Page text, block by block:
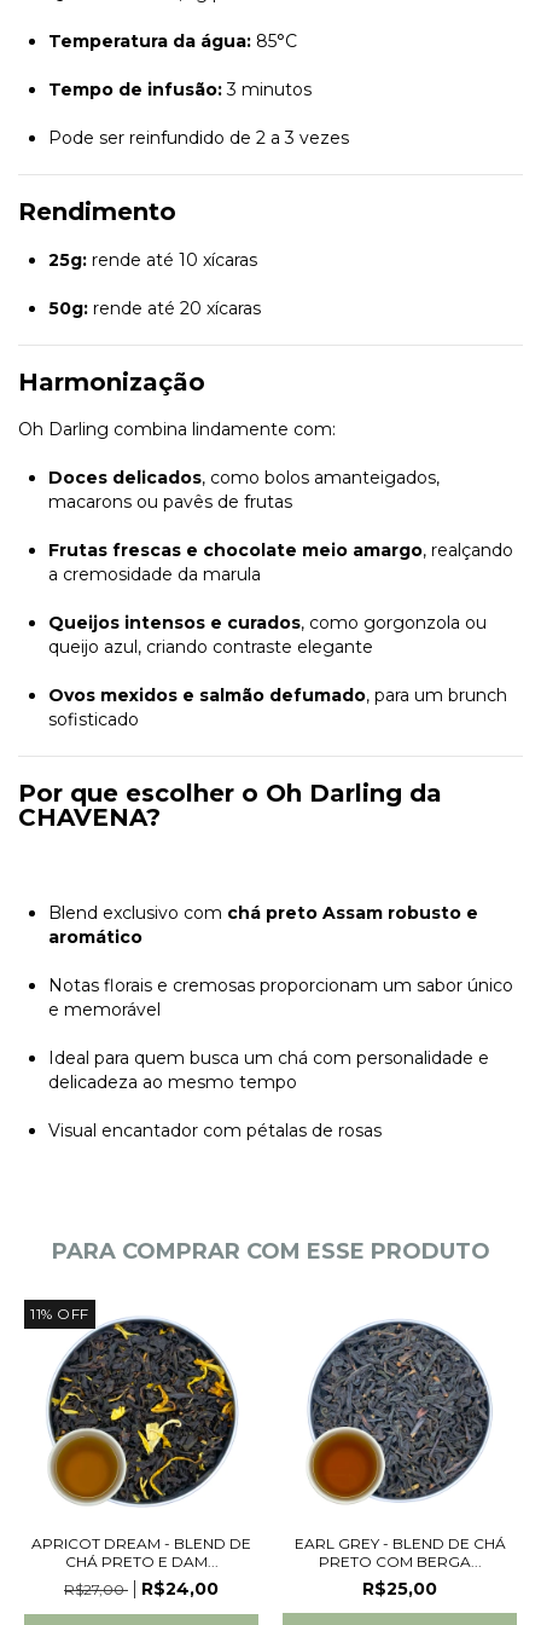
Temperatura da água: 85°C
Tempo de infusão:3 minutos
Pode ser reinfundido de 2 a 3 vezes
Rendimento
25g: rende até 10 xícaras
50g: rende até 20 xícaras
Harmonização
Oh Darling combina lindamente com:
Doces delicados, como bolos amanteigados,
macarons ou pavês de frutas
Frutas frescas e chocolate meio amargo, realçando
a cremosidade da marula
Queijos intensos e curados, como gorgonzola ou
queijo azul, criando contraste elegante
Ovos mexidos e salmão defumado, para um brunch
sofisticado
Por que escolher o Oh Darling da
CHAVENA?
Blend exclusivo com chá preto Assam robusto e
aromático
Notas florais e cremosas proporcionam um sabor único
e memorável
Ideal para quem busca um chá com personalidade e
delicadeza ao mesmo tempo
Visual encantador com pétalas de rosas
PARA COMPRAR COM ESSE PRODUTO
11% OFF
APRICOT DREAM - BLEND DE
CHÁ PRETO E DAM...
R$27,00
R$24,00
EARL GREY - BLEND DE CHÁ
PRETO COM BERGA...
R$25,00